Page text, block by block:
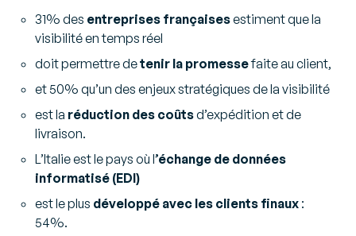
31% des entreprises françaisesestiment que la
visibilité en temps réel
doit permettre detenir la promessefaite au client,
et 50% qu’un des enjeux stratégiques de la visibilité
est la réduction des coûtsd’expédition et de
livraison.
L’Italie est le pays où l’échange de données
informatisé (EDI)
est le plus développé avec les clients finaux :
54%.